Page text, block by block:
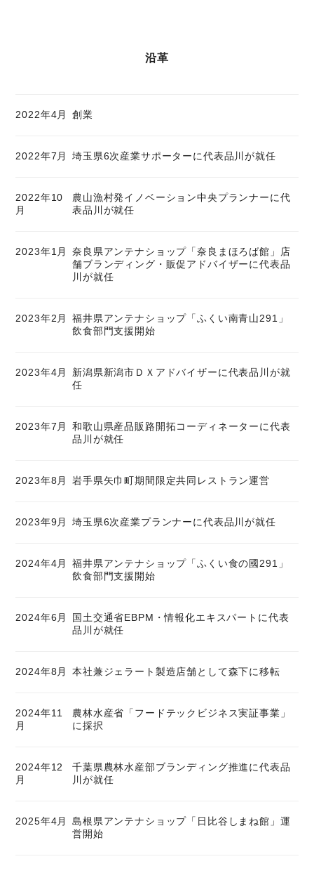
沿革
2022年4月 創業
2022年7月 埼玉県6次産業サポーターに代表品川が就任
2022年10
月
農山漁村発イノベーション中央プランナーに代
表品川が就任
2023年1月
奈良県アンテナショップ「奈良まほろば館」店
舗ブランディング・販促アドバイザーに代表品
川が就任
2023年2月
福井県アンテナショップ「ふくい南青山291」
飲食部門支援開始
2023年4月
新潟県新潟市ＤＸアドバイザーに代表品川が就
任
2023年7月
和歌山県産品販路開拓コーディネーターに代表
品川が就任
2023年8月 岩手県矢巾町期間限定共同レストラン運営
2023年9月 埼玉県6次産業プランナーに代表品川が就任
2024年4月
福井県アンテナショップ「ふくい食の國291」
飲食部門支援開始
2024年6月
国土交通省EBPM・情報化エキスパートに代表
品川が就任
2024年8月 本社兼ジェラート製造店舗として森下に移転
2024年11
月
農林水産省「フードテックビジネス実証事業」
に採択
2024年12
月
千葉県農林水産部ブランディング推進に代表品
川が就任
2025年4月
島根県アンテナショップ「日比谷しまね館」運
営開始